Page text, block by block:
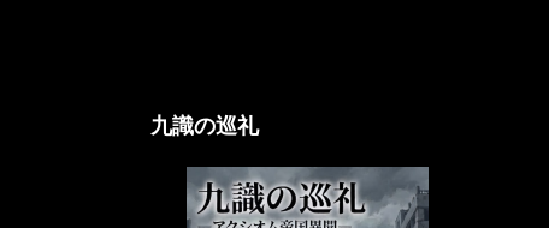
九識の巡礼